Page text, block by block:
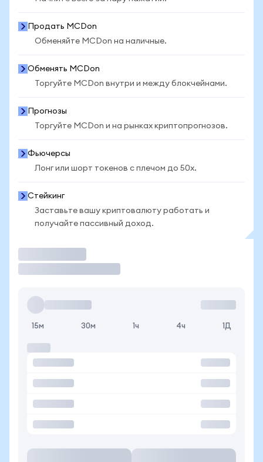
Продать MCDon
Обменяйте MCDon на наличные.
Обменять MCDon
Торгуйте MCDon внутри и между блокчейнами.
Прогнозы
Торгуйте MCDon и на рынках криптопрогнозов.
Фьючерсы
Лонг или шорт токенов с плечом до 50x.
Стейкинг
Заставьте вашу криптовалюту работать и
получайте пассивный доход.
15м 30м 1ч 4ч 1Д